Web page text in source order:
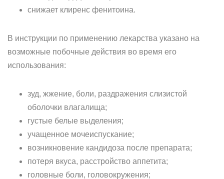
снижает клиренс фенитоина.
В инструкции по применению лекарства указано на
возможные побочные действия во время его
использования:
зуд, жжение, боли, раздражения слизистой
оболочки влагалища;
густые белые выделения;
учащенное мочеиспускание;
возникновение кандидоза после препарата;
потеря вкуса, расстройство аппетита;
головные боли, головокружения;